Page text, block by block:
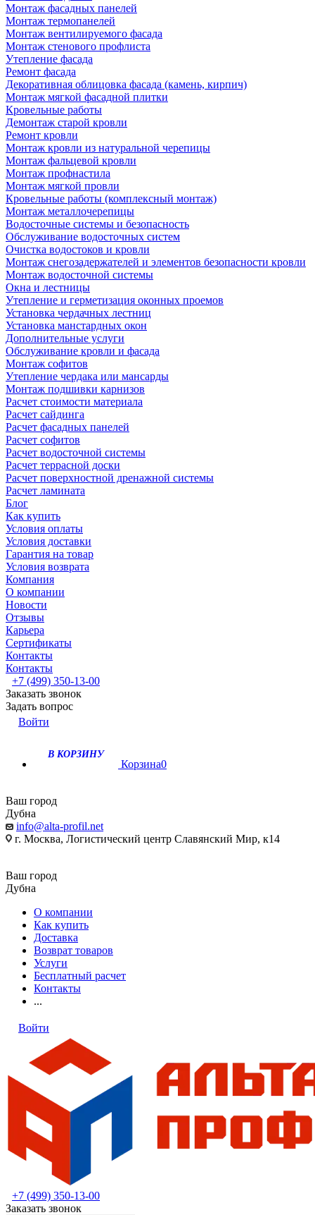
Монтаж фасадных панелей
Монтаж термопанелей
Монтаж вентилируемого фасада
Монтаж стенового профлиста
Утепление фасада
Ремонт фасада
Декоративная облицовка фасада (камень, кирпич)
Монтаж мягкой фасадной плитки
Кровельные работы
Демонтаж старой кровли
Ремонт кровли
Монтаж кровли из натуральной черепицы
Монтаж фальцевой кровли
Монтаж профнастила
Монтаж мягкой провли
Кровельные работы (комплексный монтаж)
Монтаж металлочерепицы
Водосточные системы и безопасность
Обслуживание водосточных систем
Очистка водостоков и кровли
Монтаж снегозадержателей и элементов безопасности кровли
Монтаж водосточной системы
Окна и лестницы
Утепление и герметизация оконных проемов
Установка чердачных лестниц
Установка манстардных окон
Дополнительные услуги
Обслуживание кровли и фасада
Монтаж софитов
Утепление чердака или мансарды
Монтаж подшивки карнизов
Расчет стоимости материала
Расчет сайдинга
Расчет фасадных панелей
Расчет софитов
Расчет водосточной системы
Расчет террасной доски
Расчет поверхностной дренажной системы
Расчет ламината
Блог
Как купить
Условия оплаты
Условия доставки
Гарантия на товар
Условия возврата
Компания
О компании
Новости
Отзывы
Карьера
Сертификаты
Контакты
Контакты
+7 (499) 350-13-00
Заказать звонок
Задать вопрос
Войти
В КОРЗИНУ
Корзина0
Ваш город
Дубна
info@alta-profil.net
г. Москва, Логистический центр Славянский Мир, к14
Ваш город
Дубна
О компании
Как купить
Доставка
Возврат товаров
Услуги
Бесплатный расчет
Контакты
...
Войти
+7 (499) 350-13-00
Заказать звонок